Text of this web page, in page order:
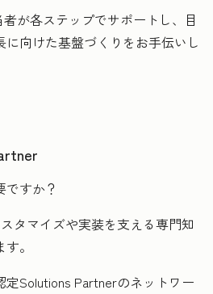
が各ステップでサポートし、目
向けた基盤づくりをお手伝いし
すか？
タマイズや実装を支える専門知
。
Solutions Partnerのネットワー